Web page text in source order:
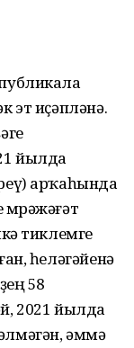
эт иҫәпләнә.
йылда
арҡаһында
тиклемге
һеләгәйенә
58
2021 йылда
әммә